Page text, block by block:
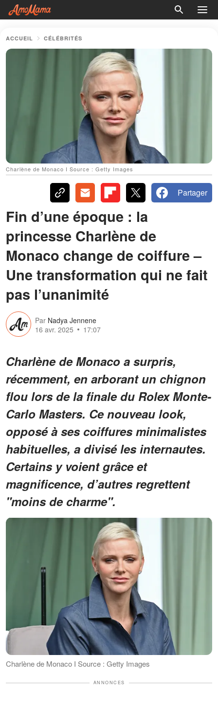
ACCUEIL CÉLÉBRITÉS
Charlène de Monaco I Source : Getty Images
Partager
Fin d’une époque : la
princesse Charlène de
Monaco change de coiffure –
Une transformation qui ne fait
pas l’unanimité
Par Nadya Jennene
16 avr. 2025
17:07
Charlène de Monaco a surpris,
récemment, en arborant un chignon
flou lors de la finale du Rolex Monte-
Carlo Masters. Ce nouveau look,
opposé à ses coiffures minimalistes
habituelles, a divisé les internautes.
Certains y voient grâce et
magnificence, d’autres regrettent
"moins de charme".
Charlène de Monaco I Source : Getty Images
ANNONCES